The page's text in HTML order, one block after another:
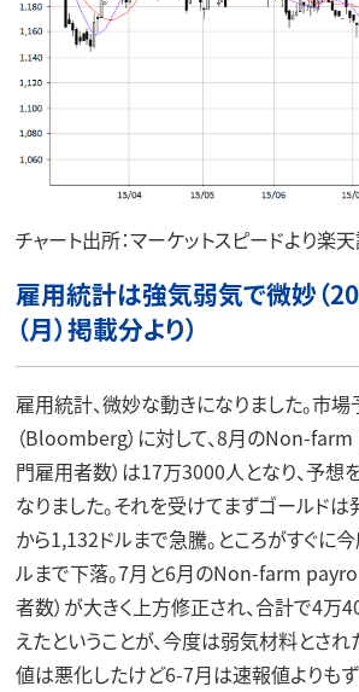
チャート出所：マーケットスピードより楽
雇用統計は強気弱気で微妙（
（月）掲載分より）
雇用統計、微妙な動きになりました。市
（Bloomberg）に対して、8月のNon-
門雇用者数）は17万3000人となり、予想
なりました。それを受けてまずゴールド
から1,132ドルまで急騰。ところがすぐに
ルまで下落。7月と6月のNon-farm
者数）が大きく上方修正され、合計で4
えたということが、今度は弱気材料とされ
値は悪化したけど6-7月は速報値よりもず